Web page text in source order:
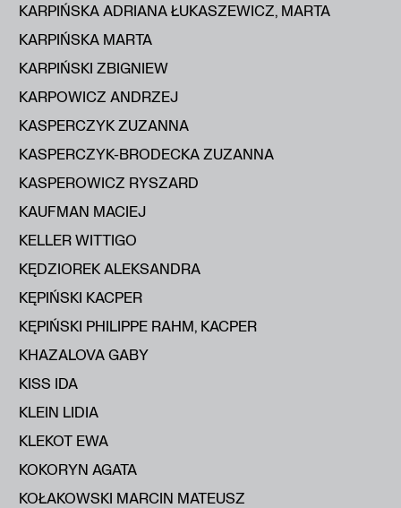
KARPIŃSKA ADRIANA ŁUKASZEWICZ, MARTA
KARPIŃSKA MARTA
KARPIŃSKI ZBIGNIEW
KARPOWICZ ANDRZEJ
KASPERCZYK ZUZANNA
KASPERCZYK-BRODECKA ZUZANNA
KASPEROWICZ RYSZARD
KAUFMAN MACIEJ
KELLER WITTIGO
KĘDZIOREK ALEKSANDRA
KĘPIŃSKI KACPER
KĘPIŃSKI PHILIPPE RAHM, KACPER
KHAZALOVA GABY
KISS IDA
KLEIN LIDIA
KLEKOT EWA
KOKORYN AGATA
KOŁAKOWSKI MARCIN MATEUSZ